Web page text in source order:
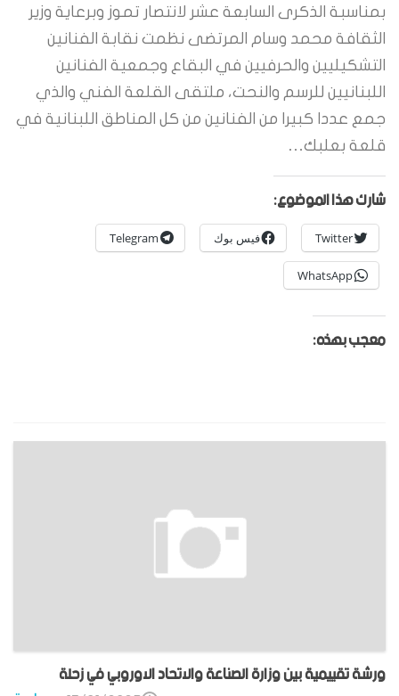
بمناسبة الذكرى السابعة عشر لانتصار تموز وبرعاية وزير
الثقافة محمد وسام المرتضى نظمت نقابة الفنانين
التشكيليين والحرفيين في البقاع وجمعية الفنانين
اللبنانيين للرسم والنحت، ملتقى القلعة الفني والذي
جمع عددا كبيرا من الفنانين من كل المناطق اللبنانية في
قلعة بعلبك…
شارك هذا الموضوع:
Twitter فيس بوك Telegram
WhatsApp
معجب بهذه:
ورشة تقييمية بين وزارة الصناعة والاتحاد الاوروبي في زحلة